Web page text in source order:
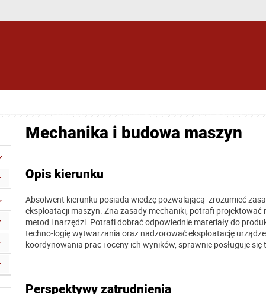
Mechanika i budowa maszyn
Opis kierunku
Absolwent kierunku posiada wiedzę pozwalającą zrozumieć
eksploatacji maszyn. Zna zasady mechaniki, potrafi
metod i narzędzi. Potrafi dobrać odpowiednie materiały do
techno-logię wytwarzania oraz nadzorować eksploatację
koordynowania prac i oceny ich wyników, sprawnie posługuje
Perspektywy zatrudnienia